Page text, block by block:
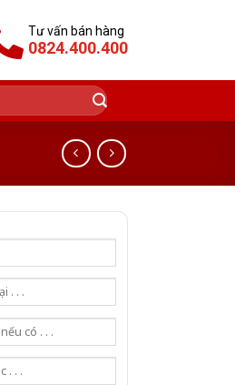
Tư vấn bán hàng
0824.400.400